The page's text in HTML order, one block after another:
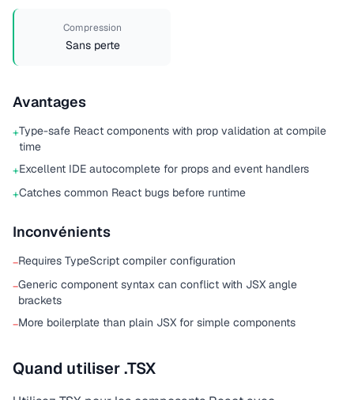
Compression
Sans perte
Avantages
+Type-safe React components with prop validation at compile
time
+Excellent IDE autocomplete for props and event handlers
+Catches common React bugs before runtime
Inconvénients
−Requires TypeScript compiler configuration
−Generic component syntax can conflict with JSX angle
brackets
−More boilerplate than plain JSX for simple components
Quand utiliser .TSX